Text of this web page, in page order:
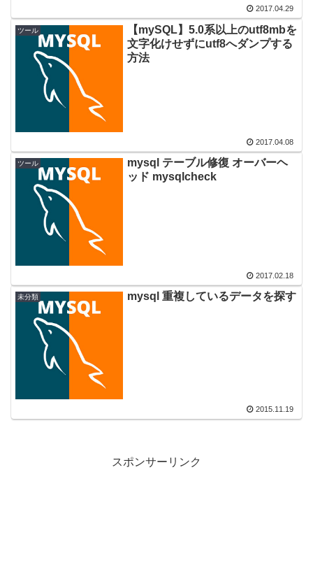
2017.04.29
ツール
【mySQL】5.0系以上のutf8mbを
文字化けせずにutf8へダンプする
方法
2017.04.08
ツール
mysql テーブル修復 オーバーヘ
ッド mysqlcheck
2017.02.18
未分類 mysql 重複しているデータを探す
2015.11.19
スポンサーリンク